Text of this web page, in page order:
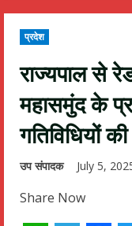
प्रदेश
राज्यपाल से
महासमुंद के
गतिविधियों
उप संपादक July 5,
Share Now